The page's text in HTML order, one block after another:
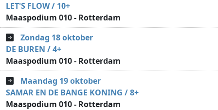
LET'S FLOW / 10+
Maaspodium 010 - Rotterdam
Zondag 18 oktober
DE BUREN / 4+
Maaspodium 010 - Rotterdam
Maandag 19 oktober
SAMAR EN DE BANGE KONING / 8+
Maaspodium 010 - Rotterdam